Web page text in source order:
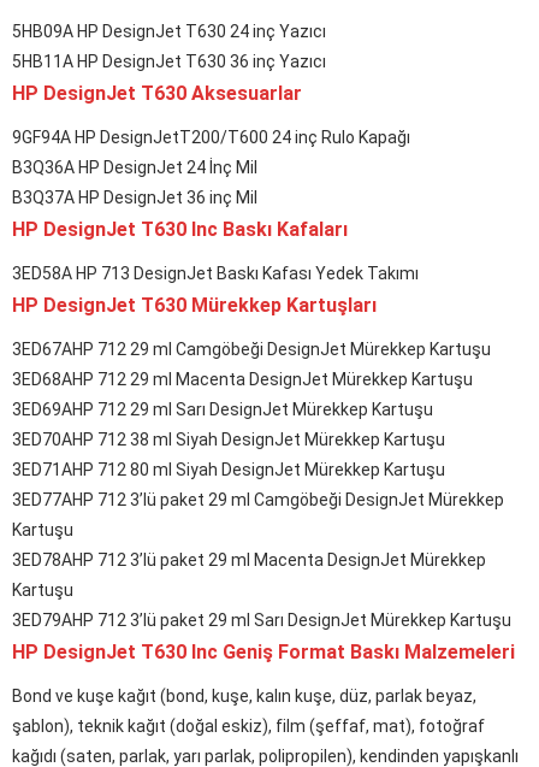
5HB09A HP DesignJet T630 24 inç Yazıcı
5HB11A HP DesignJet T630 36 inç Yazıcı
HP DesignJet T630 Aksesuarlar
9GF94A HP DesignJetT200/T600 24 inç Rulo Kapağı
B3Q36A HP DesignJet 24 İnç Mil
B3Q37A HP DesignJet 36 inç Mil
HP DesignJet T630 Inc Baskı Kafaları
3ED58A HP 713 DesignJet Baskı Kafası Yedek Takımı
HP DesignJet T630 Mürekkep Kartuşları
3ED67AHP 712 29 ml Camgöbeği DesignJet Mürekkep Kartuşu
3ED68AHP 712 29 ml Macenta DesignJet Mürekkep Kartuşu
3ED69AHP 712 29 ml Sarı DesignJet Mürekkep Kartuşu
3ED70AHP 712 38 ml Siyah DesignJet Mürekkep Kartuşu
3ED71AHP 712 80 ml Siyah DesignJet Mürekkep Kartuşu
3ED77AHP 712 3’lü paket 29 ml Camgöbeği DesignJet Mürekkep
Kartuşu
3ED78AHP 712 3’lü paket 29 ml Macenta DesignJet Mürekkep
Kartuşu
3ED79AHP 712 3’lü paket 29 ml Sarı DesignJet Mürekkep Kartuşu
HP DesignJet T630 Inc Geniş Format Baskı Malzemeleri
Bond ve kuşe kağıt (bond, kuşe, kalın kuşe, düz, parlak beyaz,
şablon), teknik kağıt (doğal eskiz), film (şeffaf, mat), fotoğraf
kağıdı (saten, parlak, yarı parlak, polipropilen), kendinden yapışkanlı